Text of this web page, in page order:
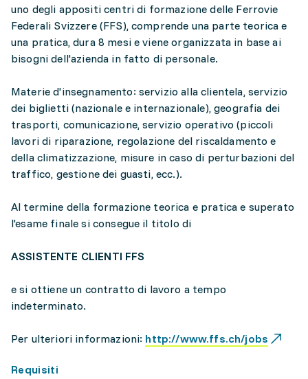
uno degli appositi centri di formazione delle Ferrovie
Federali Svizzere (FFS), comprende una parte teorica e
una pratica, dura 8 mesi e viene organizzata in base ai
bisogni dell'azienda in fatto di personale.
Materie d'insegnamento: servizio alla clientela, servizio
dei biglietti (nazionale e internazionale), geografia dei
trasporti, comunicazione, servizio operativo (piccoli
lavori di riparazione, regolazione del riscaldamento e
della climatizzazione, misure in caso di perturbazioni del
traffico, gestione dei guasti, ecc.).
Al termine della formazione teorica e pratica e superato
l'esame finale si consegue il titolo di
ASSISTENTE CLIENTI FFS
e si ottiene un contratto di lavoro a tempo
indeterminato.
Per ulteriori informazioni: http://www.ffs.ch/jobs
Requisiti